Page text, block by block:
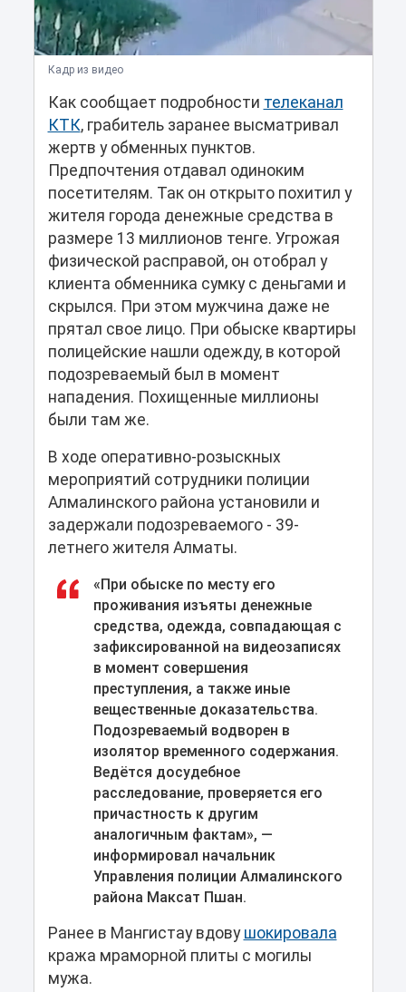
Кадр из видео
Как сообщает подробности телеканал
КТК, грабитель заранее высматривал
жертв у обменных пунктов.
Предпочтения отдавал одиноким
посетителям. Так он открыто похитил у
жителя города денежные средства в
размере 13 миллионов тенге. Угрожая
физической расправой, он отобрал у
клиента обменника сумку с деньгами и
скрылся. При этом мужчина даже не
прятал свое лицо. При обыске квартиры
полицейские нашли одежду, в которой
подозреваемый был в момент
нападения. Похищенные миллионы
были там же.
В ходе оперативно-розыскных
мероприятий сотрудники полиции
Алмалинского района установили и
задержали подозреваемого - 39-
летнего жителя Алматы.
«При обыске по месту его
проживания изъяты денежные
средства, одежда, совпадающая с
зафиксированной на видеозаписях
в момент совершения
преступления, а также иные
вещественные доказательства.
Подозреваемый водворен в
изолятор временного содержания.
Ведётся досудебное
расследование, проверяется его
причастность к другим
аналогичным фактам», —
информировал начальник
Управления полиции Алмалинского
района Максат Пшан.
Ранее в Мангистау вдову шокировала
кража мраморной плиты с могилы
мужа.